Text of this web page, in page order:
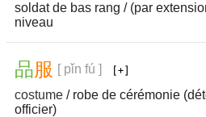
soldat de bas rang / (par
niveau
品服 [ pǐn fú ]
costume / robe de cérémonie
officier)